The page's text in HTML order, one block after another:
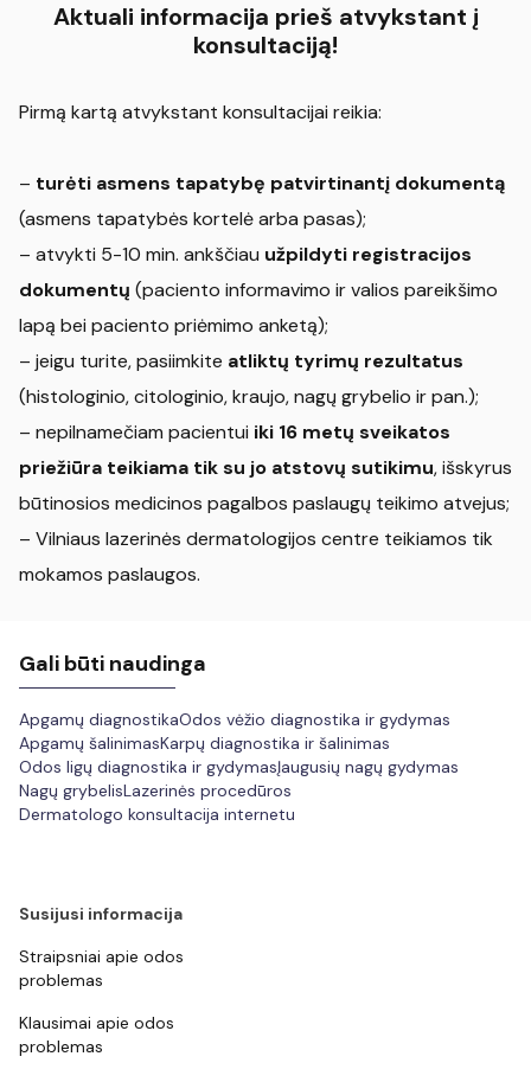
Aktuali informacija prieš atvykstant į
konsultaciją!
Pirmą kartą atvykstant konsultacijai reikia:
– turėti asmens tapatybę patvirtinantį dokumentą
(asmens tapatybės kortelė arba pasas);
– atvykti 5-10 min. ankščiau užpildyti registracijos
dokumentų (paciento informavimo ir valios pareikšimo
lapą bei paciento priėmimo anketą);
– jeigu turite, pasiimkite atliktų tyrimų rezultatus
(histologinio, citologinio, kraujo, nagų grybelio ir pan.);
– nepilnamečiam pacientui iki 16 metų sveikatos
priežiūra teikiama tik su jo atstovų sutikimu, išskyrus
būtinosios medicinos pagalbos paslaugų teikimo atvejus;
– Vilniaus lazerinės dermatologijos centre teikiamos tik
mokamos paslaugos.
Gali būti naudinga
Apgamų diagnostikaOdos vėžio diagnostika ir gydymas
Apgamų šalinimasKarpų diagnostika ir šalinimas
Odos ligų diagnostika ir gydymasĮaugusių nagų gydymas
Nagų grybelisLazerinės procedūros
Dermatologo konsultacija internetu
Susijusi informacija
Straipsniai apie odos
problemas
Klausimai apie odos
problemas